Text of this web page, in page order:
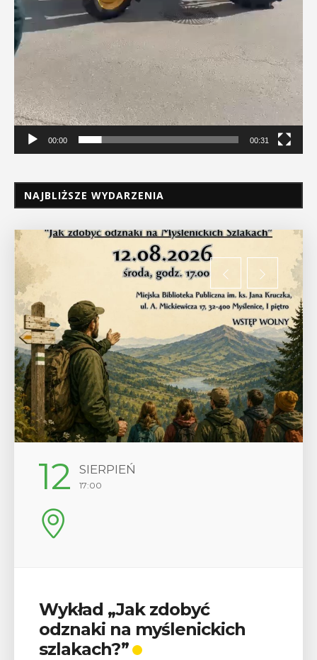
00:00 00:31
NAJBLIŻSZE WYDARZENIA
12 SIERPIEŃ
17:00
Wykład „Jak zdobyć
odznaki na myślenickich
szlakach?”